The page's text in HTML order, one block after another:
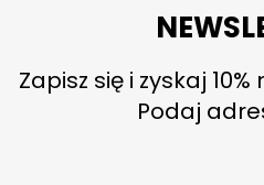
Zapisz się i zyskaj
Podaj